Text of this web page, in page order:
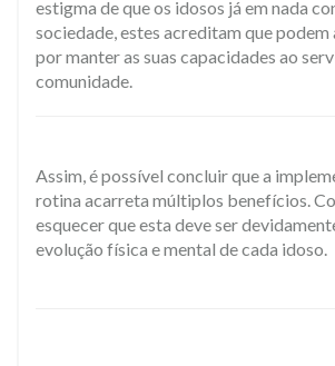
estigma de que os idosos já em nada
sociedade, estes acreditam que podem
por manter as suas capacidades ao
comunidade.
Assim, é possível concluir que a
rotina acarreta múltiplos benefícios.
esquecer que esta deve ser
evolução física e mental de cada idoso.